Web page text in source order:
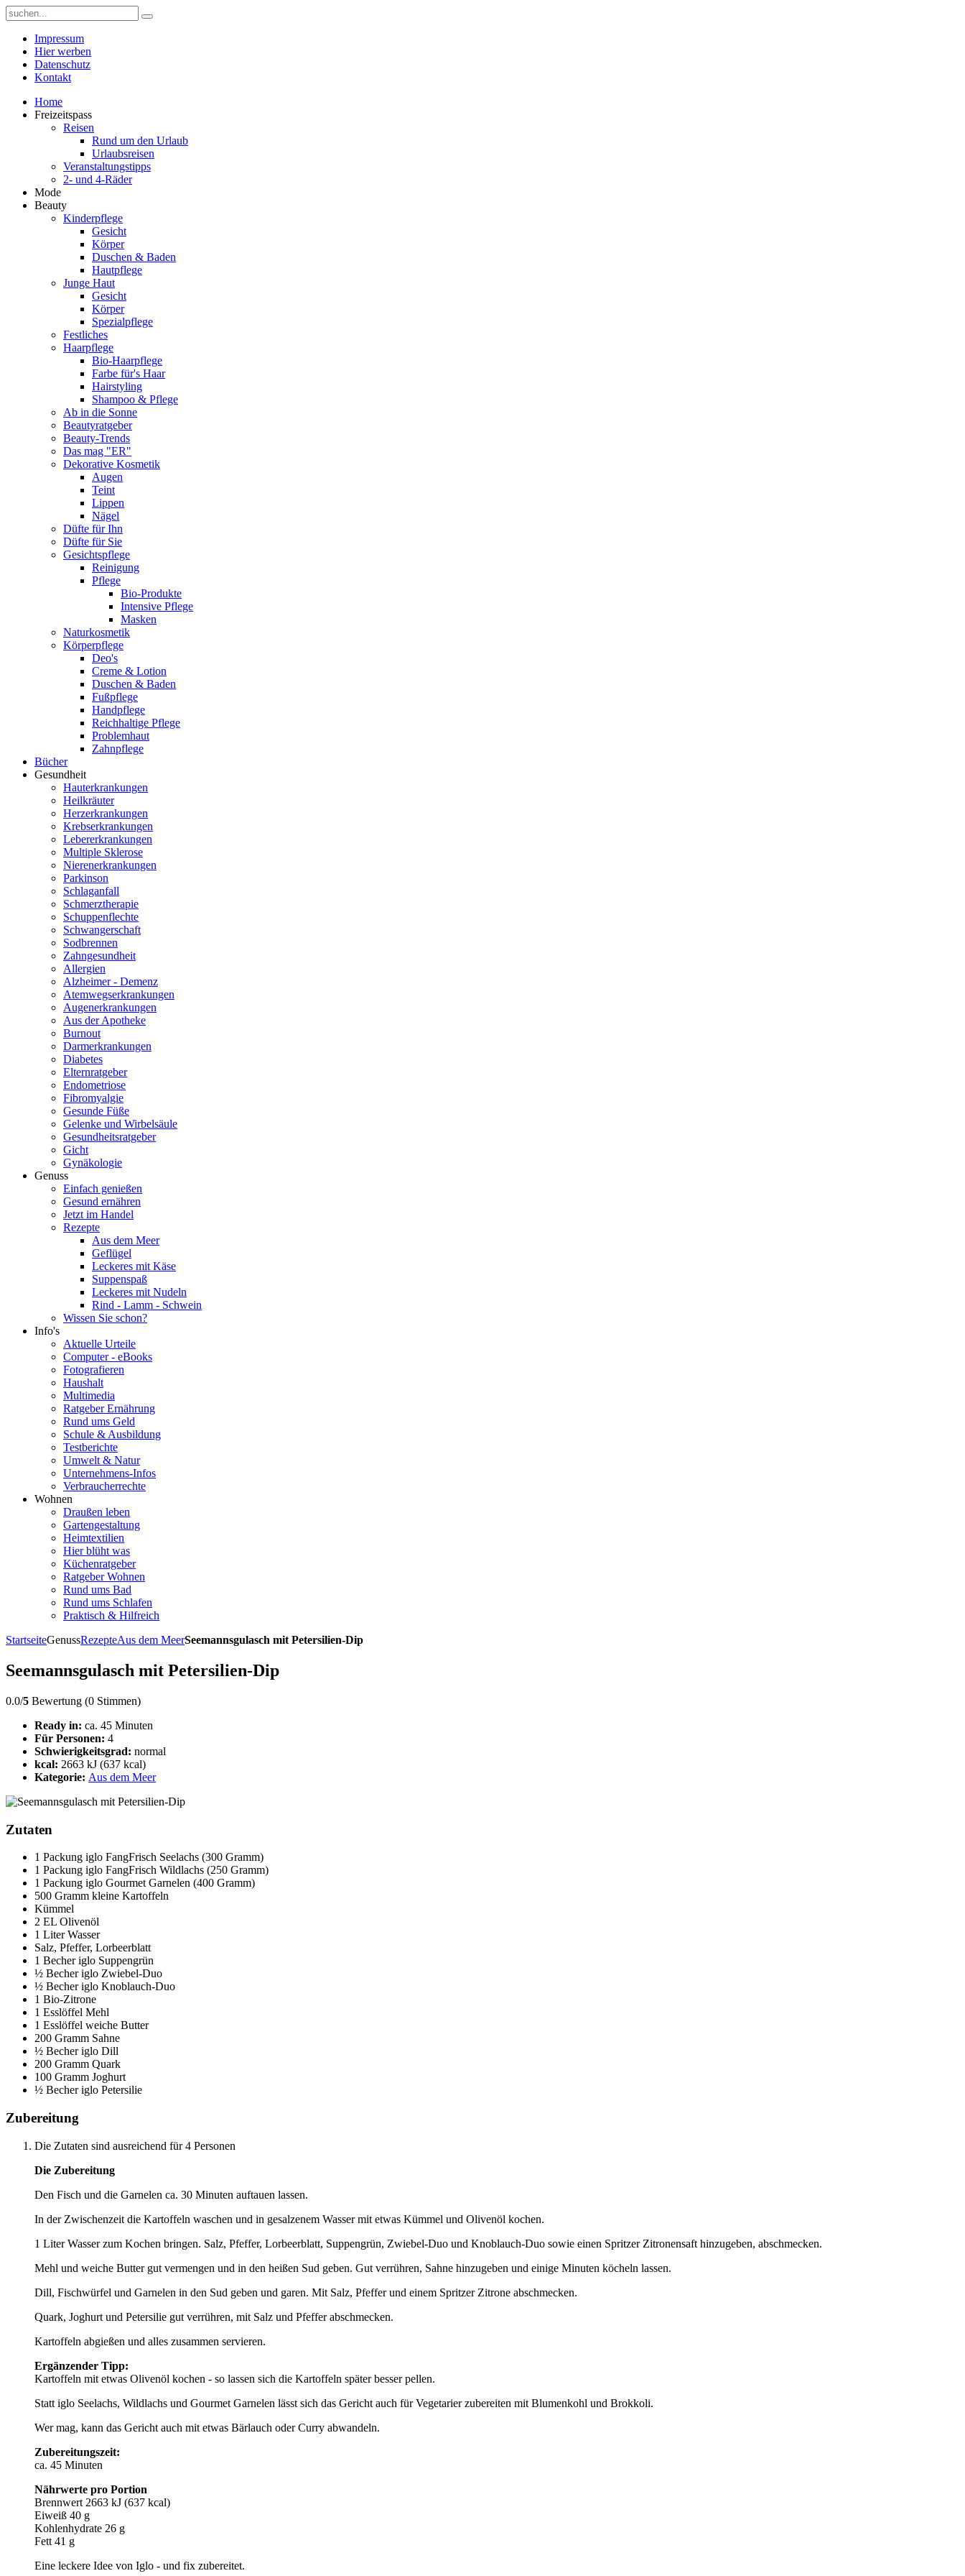
Impressum
Hier werben
Datenschutz
Kontakt
Home
Freizeitspass
Reisen
Rund um den Urlaub
Urlaubsreisen
Veranstaltungstipps
2- und 4-Räder
Mode
Beauty
Kinderpflege
Gesicht
Körper
Duschen & Baden
Hautpflege
Junge Haut
Gesicht
Körper
Spezialpflege
Festliches
Haarpflege
Bio-Haarpflege
Farbe für's Haar
Hairstyling
Shampoo & Pflege
Ab in die Sonne
Beautyratgeber
Beauty-Trends
Das mag "ER"
Dekorative Kosmetik
Augen
Teint
Lippen
Nägel
Düfte für Ihn
Düfte für Sie
Gesichtspflege
Reinigung
Pflege
Bio-Produkte
Intensive Pflege
Masken
Naturkosmetik
Körperpflege
Deo's
Creme & Lotion
Duschen & Baden
Fußpflege
Handpflege
Reichhaltige Pflege
Problemhaut
Zahnpflege
Bücher
Gesundheit
Hauterkrankungen
Heilkräuter
Herzerkrankungen
Krebserkrankungen
Lebererkrankungen
Multiple Sklerose
Nierenerkrankungen
Parkinson
Schlaganfall
Schmerztherapie
Schuppenflechte
Schwangerschaft
Sodbrennen
Zahngesundheit
Allergien
Alzheimer - Demenz
Atemwegserkrankungen
Augenerkrankungen
Aus der Apotheke
Burnout
Darmerkrankungen
Diabetes
Elternratgeber
Endometriose
Fibromyalgie
Gesunde Füße
Gelenke und Wirbelsäule
Gesundheitsratgeber
Gicht
Gynäkologie
Genuss
Einfach genießen
Gesund ernähren
Jetzt im Handel
Rezepte
Aus dem Meer
Geflügel
Leckeres mit Käse
Suppenspaß
Leckeres mit Nudeln
Rind - Lamm - Schwein
Wissen Sie schon?
Info's
Aktuelle Urteile
Computer - eBooks
Fotografieren
Haushalt
Multimedia
Ratgeber Ernährung
Rund ums Geld
Schule & Ausbildung
Testberichte
Umwelt & Natur
Unternehmens-Infos
Verbraucherrechte
Wohnen
Draußen leben
Gartengestaltung
Heimtextilien
Hier blüht was
Küchenratgeber
Ratgeber Wohnen
Rund ums Bad
Rund ums Schlafen
Praktisch & Hilfreich
StartseiteGenussRezepteAus dem MeerSeemannsgulasch mit Petersilien-Dip
Seemannsgulasch mit Petersilien-Dip
0.0/5 Bewertung (0 Stimmen)
Ready in: ca. 45 Minuten
Für Personen: 4
Schwierigkeitsgrad: normal
kcal: 2663 kJ (637 kcal)
Kategorie: Aus dem Meer
Zutaten
1 Packung iglo FangFrisch Seelachs (300 Gramm)
1 Packung iglo FangFrisch Wildlachs (250 Gramm)
1 Packung iglo Gourmet Garnelen (400 Gramm)
500 Gramm kleine Kartoffeln
Kümmel
2 EL Olivenöl
1 Liter Wasser
Salz, Pfeffer, Lorbeerblatt
1 Becher iglo Suppengrün
½ Becher iglo Zwiebel-Duo
½ Becher iglo Knoblauch-Duo
1 Bio-Zitrone
1 Esslöffel Mehl
1 Esslöffel weiche Butter
200 Gramm Sahne
½ Becher iglo Dill
200 Gramm Quark
100 Gramm Joghurt
½ Becher iglo Petersilie
Zubereitung
Die Zutaten sind ausreichend für 4 Personen
Die Zubereitung
Den Fisch und die Garnelen ca. 30 Minuten auftauen lassen.
In der Zwischenzeit die Kartoffeln waschen und in gesalzenem Wasser mit etwas Kümmel und Olivenöl kochen.
1 Liter Wasser zum Kochen bringen. Salz, Pfeffer, Lorbeerblatt, Suppengrün, Zwiebel-Duo und Knoblauch-Duo sowie einen Spritzer Zitronensaft hinzugeben, abschmecken.
Mehl und weiche Butter gut vermengen und in den heißen Sud geben. Gut verrühren, Sahne hinzugeben und einige Minuten köcheln lassen.
Dill, Fischwürfel und Garnelen in den Sud geben und garen. Mit Salz, Pfeffer und einem Spritzer Zitrone abschmecken.
Quark, Joghurt und Petersilie gut verrühren, mit Salz und Pfeffer abschmecken.
Kartoffeln abgießen und alles zusammen servieren.
Ergänzender Tipp:
Kartoffeln mit etwas Olivenöl kochen - so lassen sich die Kartoffeln später besser pellen.
Statt iglo Seelachs, Wildlachs und Gourmet Garnelen lässt sich das Gericht auch für Vegetarier zubereiten mit Blumenkohl und Brokkoli.
Wer mag, kann das Gericht auch mit etwas Bärlauch oder Curry abwandeln.
Zubereitungszeit:
ca. 45 Minuten
Nährwerte pro Portion
Brennwert 2663 kJ (637 kcal)
Eiweiß 40 g
Kohlenhydrate 26 g
Fett 41 g
Eine leckere Idee von Iglo - und fix zubereitet.